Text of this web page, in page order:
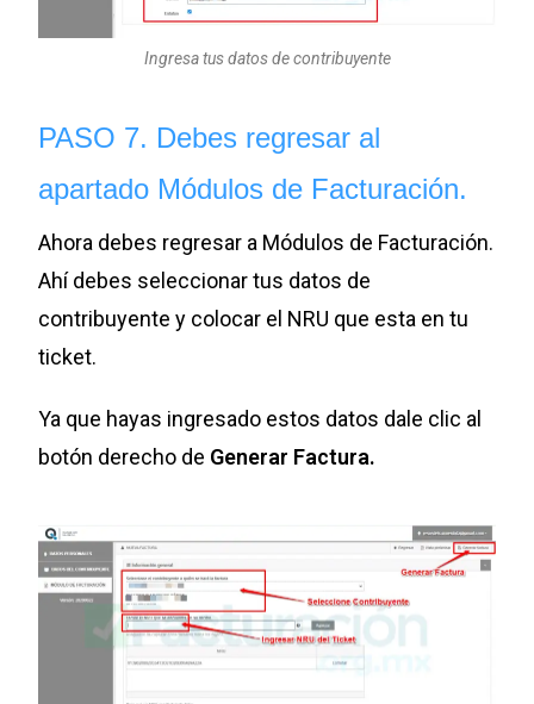
Ingresa tus datos de contribuyente
PASO 7. Debes regresar al
apartado Módulos de Facturación.
Ahora debes regresar a Módulos de Facturación.
Ahí debes seleccionar tus datos de
contribuyente y colocar el NRU que esta en tu
ticket.
Ya que hayas ingresado estos datos dale clic al
botón derecho de Generar Factura.